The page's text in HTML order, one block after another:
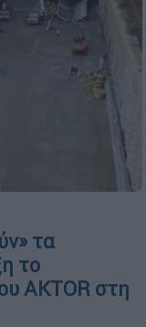
τα
το
AKTOR στη